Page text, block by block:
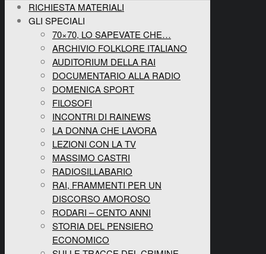
RICHIESTA MATERIALI
GLI SPECIALI
70×70, LO SAPEVATE CHE…
ARCHIVIO FOLKLORE ITALIANO
AUDITORIUM DELLA RAI
DOCUMENTARIO ALLA RADIO
DOMENICA SPORT
FILOSOFI
INCONTRI DI RAINEWS
LA DONNA CHE LAVORA
LEZIONI CON LA TV
MASSIMO CASTRI
RADIOSILLABARIO
RAI, FRAMMENTI PER UN
DISCORSO AMOROSO
RODARI – CENTO ANNI
STORIA DEL PENSIERO
ECONOMICO